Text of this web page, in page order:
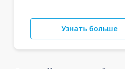
Узнать больше